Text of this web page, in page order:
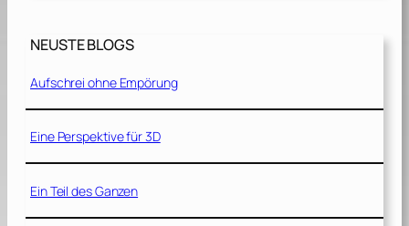
NEUSTE BLOGS
Aufschrei ohne Empörung
Eine Perspektive für 3D
Ein Teil des Ganzen